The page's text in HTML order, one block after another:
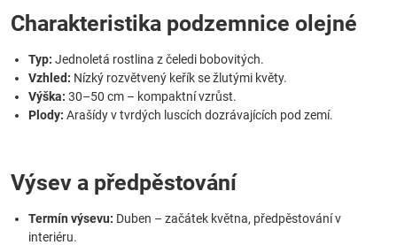
Charakteristika podzemnice olejné
Typ: Jednoletá rostlina z čeledi bobovitých.
Vzhled: Nízký rozvětvený keřík se žlutými květy.
Výška: 30–50 cm – kompaktní vzrůst.
Plody: Arašídy v tvrdých luscích dozrávajících pod zemí.
Výsev a předpěstování
Termín výsevu: Duben – začátek května, předpěstování v
interiéru.